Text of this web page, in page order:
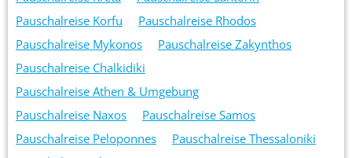
Pauschalreise Korfu
Pauschalreise Rhodos
Pauschalreise Mykonos
Pauschalreise Zakynthos
Pauschalreise Chalkidiki
Pauschalreise Athen & Umgebung
Pauschalreise Naxos
Pauschalreise Samos
Pauschalreise Peloponnes
Pauschalreise Thessaloniki